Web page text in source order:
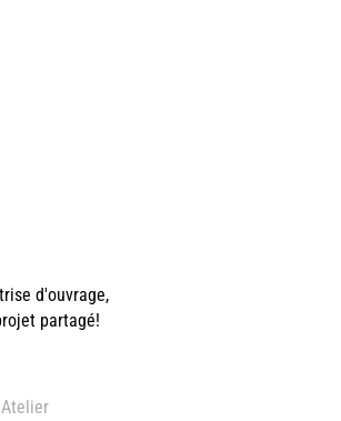
d'ouvrage,
partagé!
Atelier